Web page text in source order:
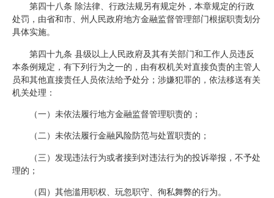
第四十八条 除法律、行政法规另有规定外，本章规定的行政
处罚，由省和市、州人民政府地方金融监督管理部门根据职责划分
具体实施。
第四十九条 县级以上人民政府及其有关部门和工作人员违反
本条例规定，有下列行为之一的，由有权机关对直接负责的主管人
员和其他直接责任人员依法给予处分；涉嫌犯罪的，依法移送有关
机关处理：
（一）未依法履行地方金融监督管理职责的；
（二）未依法履行金融风险防范与处置职责的；
（三）发现违法行为或者接到对违法行为的投诉举报，不予处
理的；
（四）其他滥用职权、玩忽职守、徇私舞弊的行为。